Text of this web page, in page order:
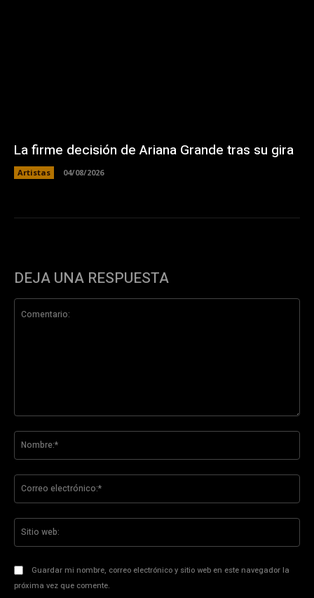
La firme decisión de Ariana Grande tras su gira
Artistas 04/08/2026
DEJA UNA RESPUESTA
Guardar mi nombre, correo electrónico y sitio web en este navegador la
próxima vez que comente.